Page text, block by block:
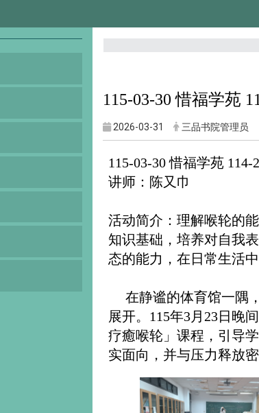
115-03-30 惜福学苑
2026-03-31 三品书院管理员
115-03-30 惜福学苑
讲师：陈又巾
活动简介：理解喉轮的
知识基础，培养对自我
态的能力，在日常生活
在静谧的体育馆一隅
展开。115年3月23日晚
疗癒喉轮」课程，引导
实面向，并与压力释放密